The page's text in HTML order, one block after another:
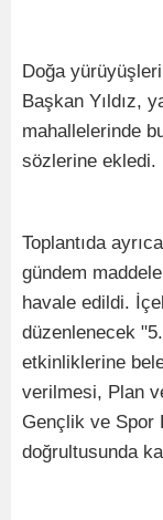
Doğa
Başkan Yıldız,
mahallelerinde
sözlerine ekledi.
Toplantıda
gündem
havale edildi.
düzenlenecek
etkinliklerine
verilmesi, Plan
Gençlik ve Spor
doğrultusunda